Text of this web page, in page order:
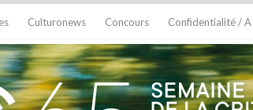
Culturonews Concours Confidentialité /